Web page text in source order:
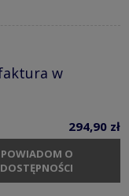
w
294,90 zł
POWIADOM O
DOSTĘPNOŚCI